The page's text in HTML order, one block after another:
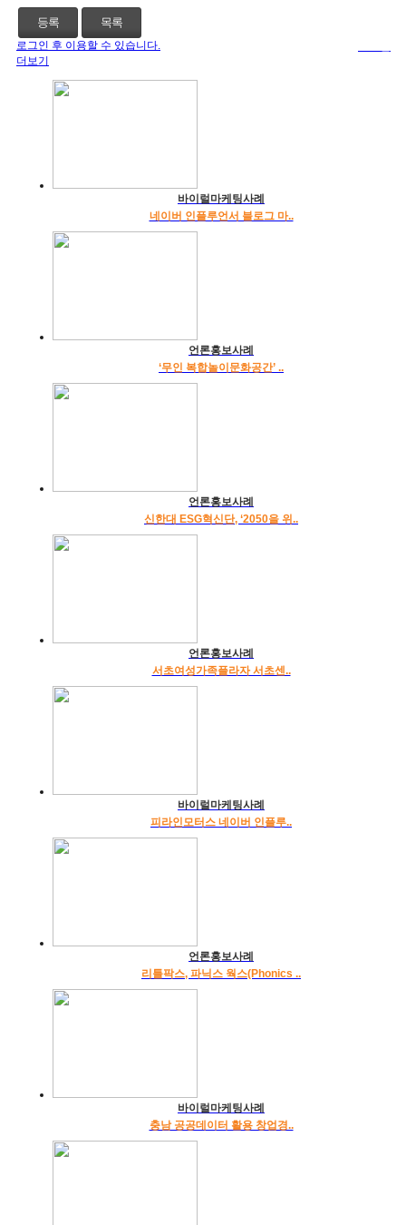
등록 목록
로그인 후 이용할 수 있습니다.
더보기
바이럴마케팅사례
네이버 인플루언서 블로그 마..
언론홍보사례
‘무인 복합놀이문화공간’ ..
언론홍보사례
신한대 ESG혁신단, ‘2050을 위..
언론홍보사례
서초여성가족플라자 서초센..
바이럴마케팅사례
피라인모터스 네이버 인플루..
언론홍보사례
리틀팍스, 파닉스 웍스(Phonics ..
바이럴마케팅사례
충남 공공데이터 활용 창업경..